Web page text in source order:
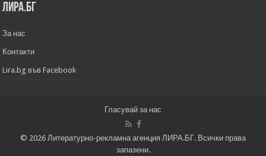
Лира.бг
За нас
Контакти
Lira.bg във Facebook
Гласувай за нас
© 2026 Литературно-рекламна агенция ЛИРА.БГ. Всички права
запазени.